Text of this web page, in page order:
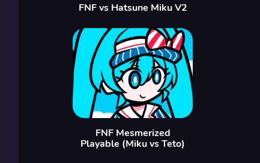
FNF vs Hatsune Miku V2
FNF Mesmerized
Playable (Miku vs Teto)